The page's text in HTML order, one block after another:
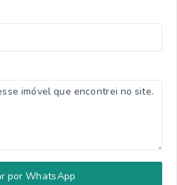
por WhatsApp